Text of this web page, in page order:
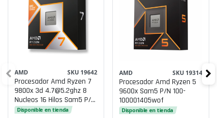
AMD SKU 19642
Procesador Amd Ryzen 7
9800x 3d 4.7@5.2ghz 8
Nucleos 16 Hilos Sam5 P/n
100-100001084wof
Disponible en tienda
AMD SKU 19314
Procesador Amd Ryzen 5
9600x Sam5 P/n 100-
100001405wof
Disponible en tienda